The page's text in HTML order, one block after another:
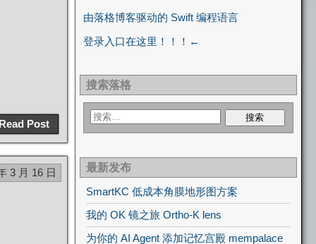
Post
3 月 16 日
由落格博客驱动的 Swift 编程语言
登录入口在这里！！！←
搜索落格
最新发布
SmartKC 低成本角膜地形图方案
我的 OK 镜之旅 Ortho-K lens
为你的 AI Agent 添加记忆宫殿 mempalace